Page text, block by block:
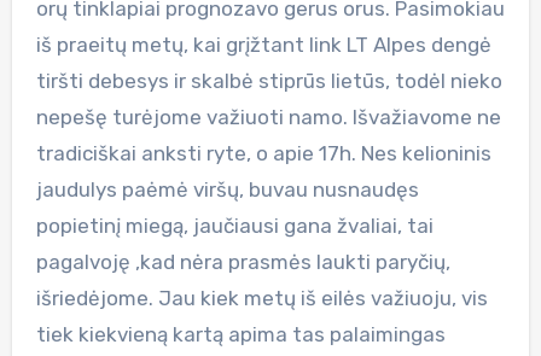
orų tinklapiai prognozavo gerus orus. Pasimokiau
iš praeitų metų, kai grįžtant link LT Alpes dengė
tiršti debesys ir skalbė stiprūs lietūs, todėl nieko
nepešę turėjome važiuoti namo. Išvažiavome ne
tradiciškai anksti ryte, o apie 17h. Nes kelioninis
jaudulys paėmė viršų, buvau nusnaudęs
popietinį miegą, jaučiausi gana žvaliai, tai
pagalvoję ,kad nėra prasmės laukti paryčių,
išriedėjome. Jau kiek metų iš eilės važiuoju, vis
tiek kiekvieną kartą apima tas palaimingas